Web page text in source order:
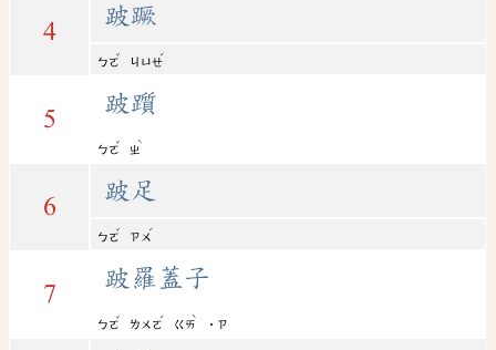
4
跛蹶
ㄅㄛ
ˇ
ㄐㄩㄝ
ˊ
5
跛躓
ㄅㄛ
ˇ
ㄓ
ˋ
6
跛足
ㄅㄛ
ˇ
ㄗㄨ
ˊ
7
跛羅蓋子
ㄅㄛ
ˇ
ㄌㄨㄛ
ˊ
ㄍㄞ
ˋ
˙ㄗ